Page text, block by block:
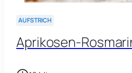
AUFSTRICH
Aprikosen-